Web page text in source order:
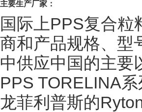
主要生产厂家：
国际上PPS复合粒
商和产品规格、型
中供应中国的主要
PPS TORELINA
龙菲利普斯的